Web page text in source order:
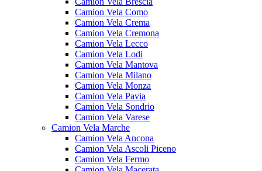
Camion Vela Como
Camion Vela Crema
Camion Vela Cremona
Camion Vela Lecco
Camion Vela Lodi
Camion Vela Mantova
Camion Vela Milano
Camion Vela Monza
Camion Vela Pavia
Camion Vela Sondrio
Camion Vela Varese
Camion Vela Marche
Camion Vela Ancona
Camion Vela Ascoli Piceno
Camion Vela Fermo